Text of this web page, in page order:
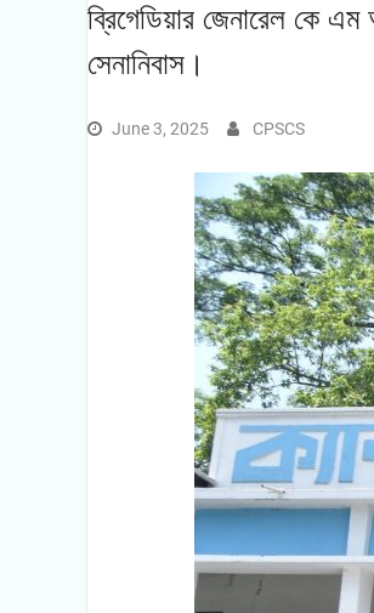
ব্রিগেডিয়ার জেনারেল কে
সেনা‌নিবাস।
June 3, 2025 CPSCS